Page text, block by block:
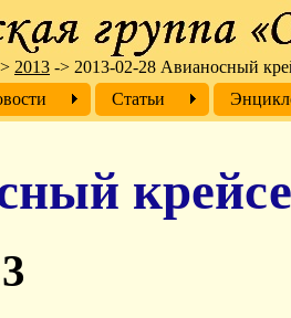
2013 -> 2013-02-28 Авианосный
Cтатьи